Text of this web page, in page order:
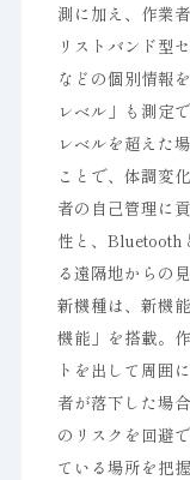
測に加え、作業
リストバンド型
などの個別情報
レベル」も測定
レベルを超えた
ことで、体調変
者の自己管理に
性と、Bluetooth
る遠隔地からの
新機種は、新機
機能」を搭載。
トを出して周囲
者が落下した場
のリスクを回避
ている場所を把